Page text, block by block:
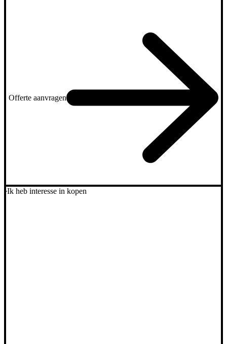
Offerte aanvragen
Ik heb interesse in kopen